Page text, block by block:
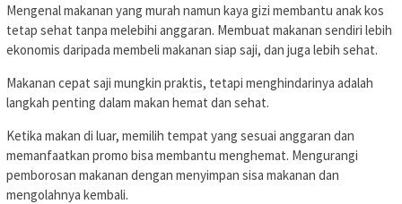
Mengenal makanan yang murah namun kaya gizi membantu anak kos
tetap sehat tanpa melebihi anggaran. Membuat makanan sendiri lebih
ekonomis daripada membeli makanan siap saji, dan juga lebih sehat.
Makanan cepat saji mungkin praktis, tetapi menghindarinya adalah
langkah penting dalam makan hemat dan sehat.
Ketika makan di luar, memilih tempat yang sesuai anggaran dan
memanfaatkan promo bisa membantu menghemat. Mengurangi
pemborosan makanan dengan menyimpan sisa makanan dan
mengolahnya kembali.